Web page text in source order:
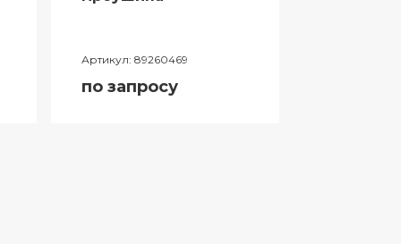
Артикул: 89260469
по запросу